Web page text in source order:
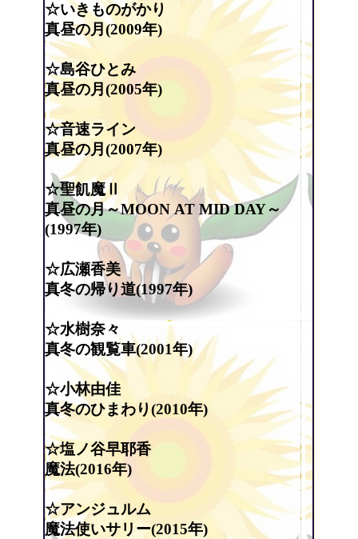
☆いきものがかり
真昼の月(2009年)
☆島谷ひとみ
真昼の月(2005年)
☆音速ライン
真昼の月(2007年)
☆聖飢魔Ⅱ
真昼の月～MOON AT MID DAY～
(1997年)
☆広瀬香美
真冬の帰り道(1997年)
☆水樹奈々
真冬の観覧車(2001年)
☆小林由佳
真冬のひまわり(2010年)
☆塩ノ谷早耶香
魔法(2016年)
☆アンジュルム
魔法使いサリー(2015年)